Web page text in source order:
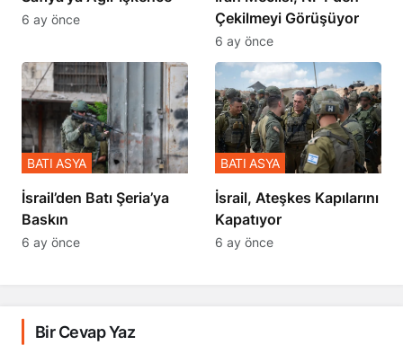
6 ay önce
Çekilmeyi Görüşüyor
6 ay önce
​​​​​​​İsrail’den Batı Şeria’ya
Baskın
BATI ASYA
6 ay önce
İsrail, Ateşkes Kapılarını
Kapatıyor
BATI ASYA
6 ay önce
Bir Cevap Yaz